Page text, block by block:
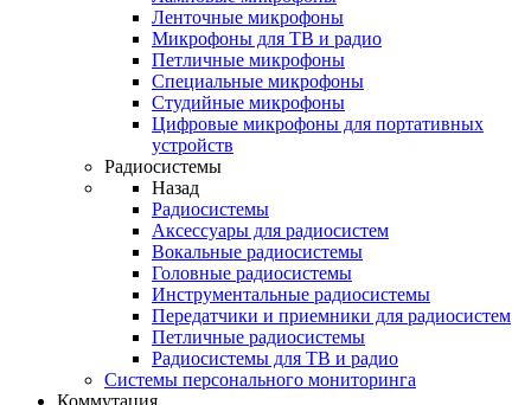
Ленточные микрофоны
Микрофоны для ТВ и радио
Петличные микрофоны
Специальные микрофоны
Студийные микрофоны
Цифровые микрофоны для портативных
устройств
Радиосистемы
Назад
Радиосистемы
Аксессуары для радиосистем
Вокальные радиосистемы
Головные радиосистемы
Инструментальные радиосистемы
Передатчики и приемники для радиосистем
Петличные радиосистемы
Радиосистемы для ТВ и радио
Системы персонального мониторинга
Коммутация